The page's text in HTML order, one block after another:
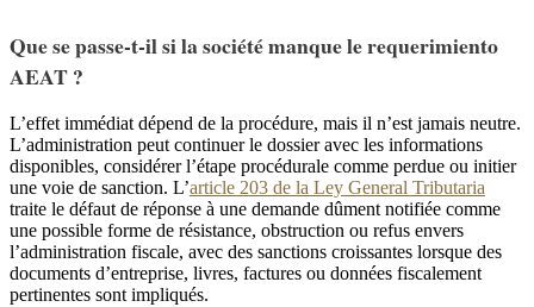
Que se passe-t-il si la société manque le requerimiento
AEAT ?
L’effet immédiat dépend de la procédure, mais il n’est jamais neutre.
L’administration peut continuer le dossier avec les informations
disponibles, considérer l’étape procédurale comme perdue ou initier
une voie de sanction. L’article 203 de la Ley General Tributaria
traite le défaut de réponse à une demande dûment notifiée comme
une possible forme de résistance, obstruction ou refus envers
l’administration fiscale, avec des sanctions croissantes lorsque des
documents d’entreprise, livres, factures ou données fiscalement
pertinentes sont impliqués.